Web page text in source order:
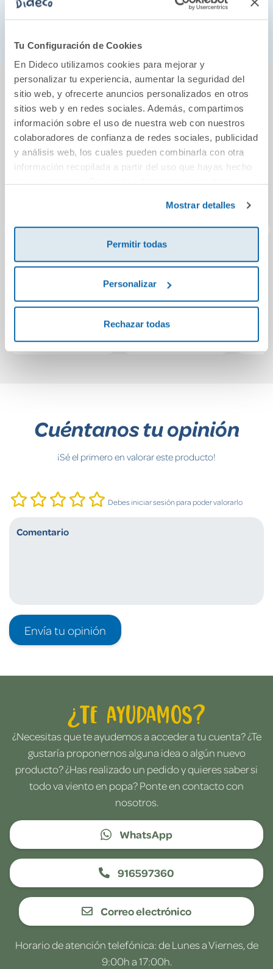
Tu Configuración de Cookies
En Dideco utilizamos cookies para mejorar y
personalizar tu experiencia, aumentar la seguridad del
sitio web, y ofrecerte anuncios personalizados en otros
sitios web y en redes sociales. Además, compartimos
información sobre el uso de nuestra web con nuestros
colaboradores de confianza de redes sociales, publicidad
y análisis web, los cuales pueden combinarla con otra
información recopilada a partir del uso que hayas hecho
Mostrar detalles
Permitir todas
Personalizar
Rechazar todas
Dimensiones: 18 x 7cm.
Formato abanico.
También podría gustarte...
Edición catalán:
Avivament 2 en 1 -
Invents i cos humà
7,50€
Edición catalán:
Avivament Fans
10-11
8,50€
Cuéntanos tu opinión
¡Sé el primero en valorar este producto!
Debes iniciar sesión para poder valorarlo
Envía tu opinión
¿Te ayudamos?
¿Necesitas que te ayudemos a acceder a tu cuenta? ¿Te
gustaría proponernos alguna idea o algún nuevo
producto? ¿Has realizado un pedido y quieres saber si
todo va viento en popa? Ponte en contacto con
nosotros.
WhatsApp
916597360
Correo electrónico
Horario de atención telefónica: de Lunes a Viernes, de
9:00h a 17:00h.